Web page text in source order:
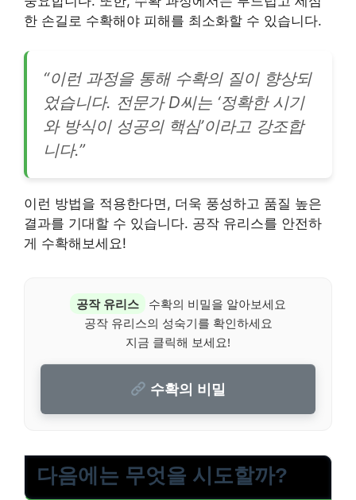
한 손길로 수확해야 피해를 최소화할 수 있습니다.
“이런 과정을 통해 수확의 질이 향상되
었습니다. 전문가 D씨는 ‘정확한 시기
와 방식이 성공의 핵심’이라고 강조합
니다.”
이런 방법을 적용한다면, 더욱 풍성하고 품질 높은
결과를 기대할 수 있습니다. 공작 유리스를 안전하
게 수확해보세요!
공작 유리스
수확의 비밀을 알아보세요
공작 유리스의 성숙기를 확인하세요
지금 클릭해 보세요!
수확의 비밀
다음에는 무엇을 시도할까?